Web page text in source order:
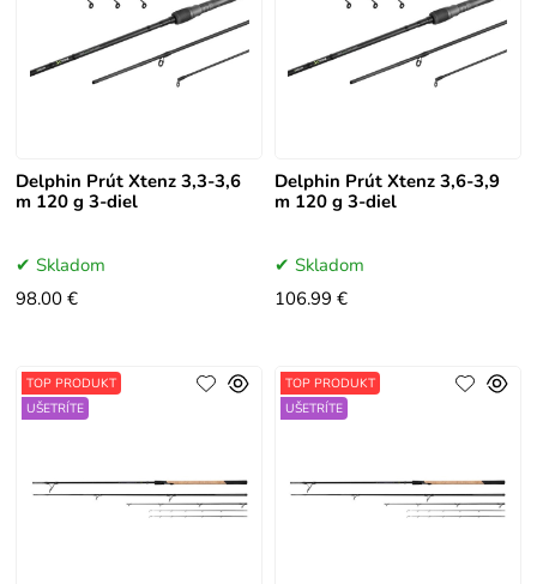
Delphin Prút Xtenz 3,3-3,6
m 120 g 3-diel
Skladom
98.00 €
Delphin Prút Xtenz 3,6-3,9
m 120 g 3-diel
Skladom
106.99 €
TOP PRODUKT
UŠETRÍTE
TOP PRODUKT
UŠETRÍTE